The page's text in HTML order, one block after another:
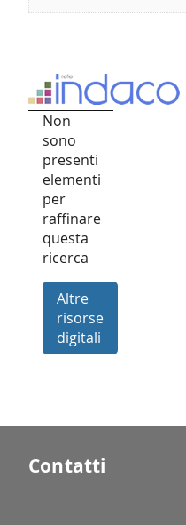
Non
sono
presenti
elementi
per
raffinare
questa
ricerca
Altre
risorse
digitali
Contatti